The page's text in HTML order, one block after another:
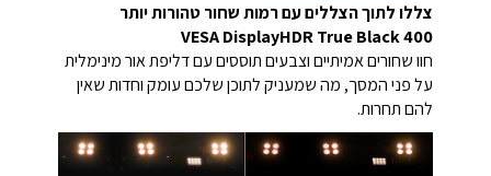
צללו לתוך הצללים עם רמות שחור טהורות יותר
VESA DisplayHDR True Black 400
חוו שחורים אמיתיים וצבעים תוססים עם דליפת אור מינימלית
על פני המסך, מה שמעניק לתוכן שלכם עומק וחדות שאין
להם תחרות.